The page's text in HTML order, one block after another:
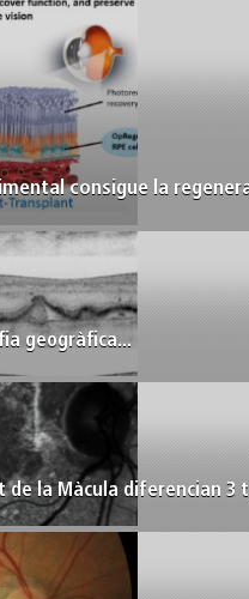
consigue la
geogràfica...
la Màcula diferencian 3